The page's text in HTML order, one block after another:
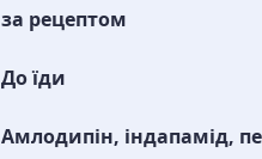
за рецептом
До їди
Амлодипін, індапамід,